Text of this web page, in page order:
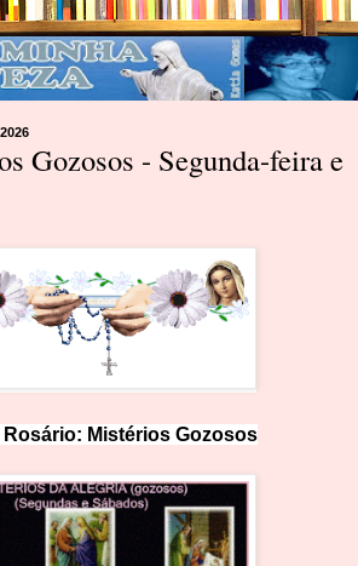
Gozosos - Segunda-feira e
Rosário: Mistérios Gozosos